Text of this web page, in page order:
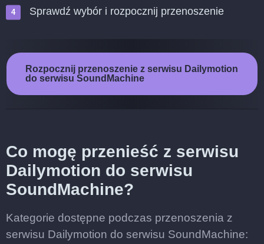
Sprawdź wybór i rozpocznij przenoszenie
Rozpocznij przenoszenie z serwisu Dailymotion
do serwisu SoundMachine
Co mogę przenieść z serwisu
Dailymotion do serwisu
SoundMachine?
Kategorie dostępne podczas przenoszenia z
serwisu Dailymotion do serwisu SoundMachine: